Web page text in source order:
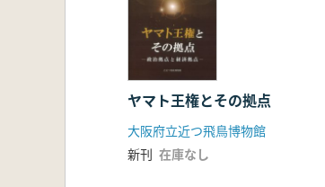
ヤマト王権とその拠点
大阪府立近つ飛鳥博物館
新刊 在庫なし